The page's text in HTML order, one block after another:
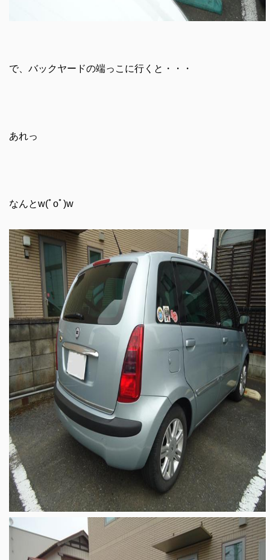
で、バックヤードの端っこに行くと・・・
あれっ
なんとw(ﾟoﾟ)w